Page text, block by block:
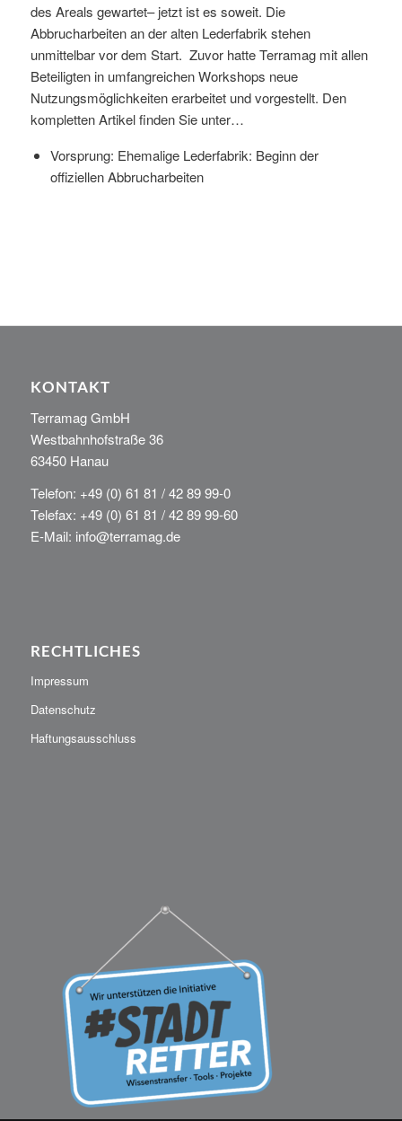
des Areals gewartet– jetzt ist es soweit. Die
Abbrucharbeiten an der alten Lederfabrik stehen
unmittelbar vor dem Start. Zuvor hatte Terramag mit allen
Beteiligten in umfangreichen Workshops neue
Nutzungsmöglichkeiten erarbeitet und vorgestellt. Den
kompletten Artikel finden Sie unter…
Vorsprung: Ehemalige Lederfabrik: Beginn der
offiziellen Abbrucharbeiten
KONTAKT
Terramag GmbH
Westbahnhofstraße 36
63450 Hanau
Telefon: +49 (0) 61 81 / 42 89 99-0
Telefax: +49 (0) 61 81 / 42 89 99-60
E-Mail: info@terramag.de
RECHTLICHES
Impressum
Datenschutz
Haftungsausschluss